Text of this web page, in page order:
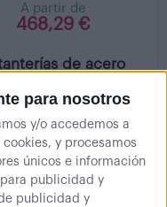
para nosotros
y/o accedemos a
y procesamos
únicos e información
publicidad y
publicidad y
A partir de
468,29 €
de acero
Estanterías de acero
con estantes
modulares...